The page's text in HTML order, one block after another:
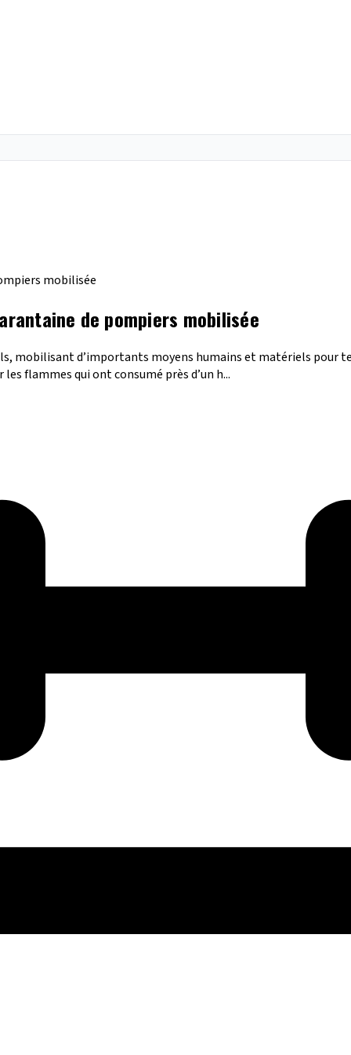
mobilisée
de pompiers mobilisée
mobilisant d’importants moyens humains et matériels pour
flammes qui ont consumé près d’un h...